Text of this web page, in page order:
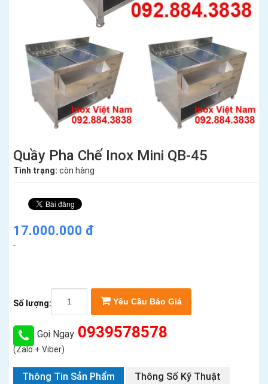
Quầy Pha Chế Inox Mini QB-45
Tình trạng: còn hàng
17.000.000 đ
Số lượng: Yêu Cầu Báo Giá
Gọi Ngay 0939578578
(Zalo + Viber)
Thông Tin Sản Phẩm Thông Số Kỹ Thuật